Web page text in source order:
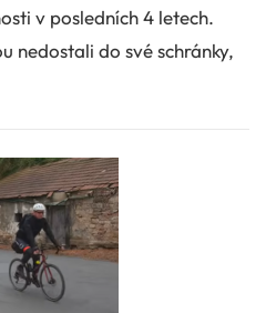
v posledních 4 letech.
nedostali do své schránky,